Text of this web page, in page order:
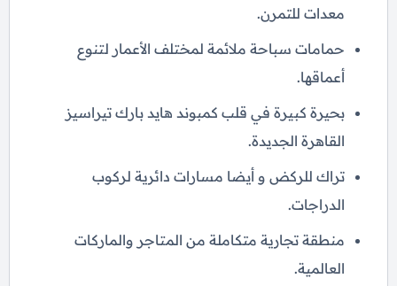
معدات للتمرن.
حمامات سباحة ملائمة لمختلف الأعمار لتنوع
أعماقها.
بحيرة كبيرة في قلب كمبوند هايد بارك تيراسيز
القاهرة الجديدة.
تراك للركض و أيضا مسارات دائرية لركوب
الدراجات.
منطقة تجارية متكاملة من المتاجر والماركات
العالمية.